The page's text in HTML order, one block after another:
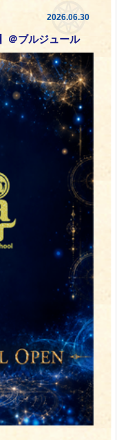
2026.06.30
＠ブルジュール